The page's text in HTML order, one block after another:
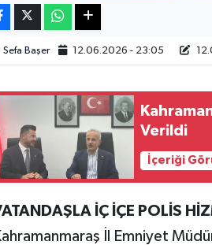
Sefa Başer 12.06.2026 - 23:05
Verildi
İçeriği
İÇ İÇE POLİS
İl Emniyet